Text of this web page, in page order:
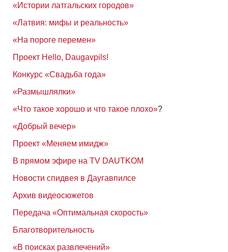
«Истории латгальских городов»
«Латвия: мифы и реальность»
«На пороге перемен»
Проект Hello, Daugavpils!
Конкурс «Свадьба года»
«Размышлялки»
«Что такое хорошо и что такое плохо»?
«Добрый вечер»
Проект «Меняем имидж»
В прямом эфире на TV DAUTKOM
Новости спидвея в Даугавпилсе
Архив видеосюжетов
Передача «Оптимальная скорость»
Благотворительность
«В поисках развлечений»